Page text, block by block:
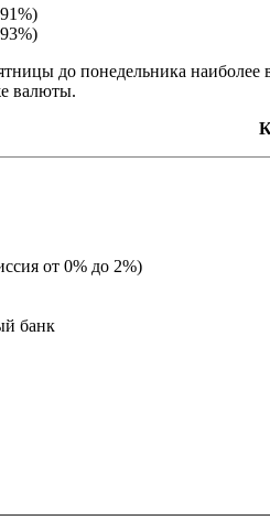
до понедельника
валюты.
от 0% до 2%)
банк